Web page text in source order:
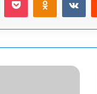
إعلام